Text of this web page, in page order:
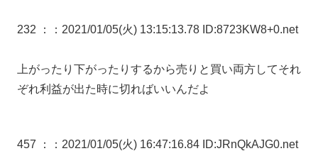
232 ： ：2021/01/05(火) 13:15:13.78 ID:8723KW8+0.net
上がったり下がったりするから売りと買い両方してそれ
ぞれ利益が出た時に切ればいいんだよ
457 ： ：2021/01/05(火) 16:47:16.84 ID:JRnQkAJG0.net